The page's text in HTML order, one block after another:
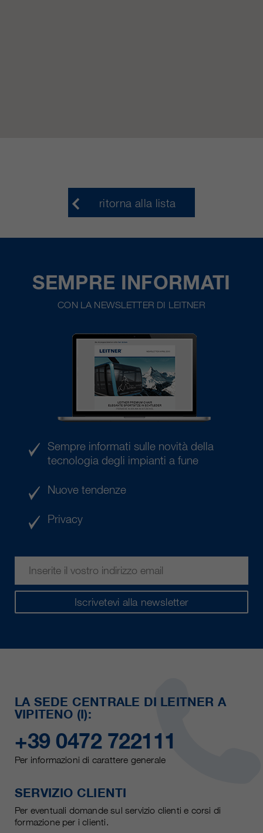
ritorna alla lista
SEMPRE INFORMATI
CON LA NEWSLETTER DI LEITNER
Iscrivetevi alla newsletter
Sempre informati sulle novità della
tecnologia degli impianti a fune
Nuove tendenze
Privacy
LA SEDE CENTRALE DI LEITNER A
VIPITENO (I):
+39 0472 722111
Per informazioni di carattere generale
SERVIZIO CLIENTI
Per eventuali domande sul servizio clienti e corsi di
formazione per i clienti.